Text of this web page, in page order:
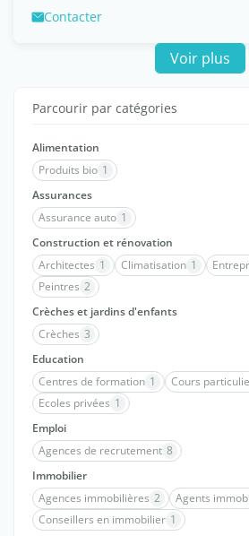
Contacter
Voir plus
Parcourir par catégories
Alimentation
Produits bio 1
Assurances
Assurance auto 1
Construction et rénovation
Architectes 1 Climatisation 1
Peintres 2
Crèches et jardins d'enfants
Crèches 3
Education
Centres de formation 1 Cours
Ecoles privées 1
Emploi
Agences de recrutement 8
Immobilier
Agences immobilières 2 Agents
Conseillers en immobilier 1